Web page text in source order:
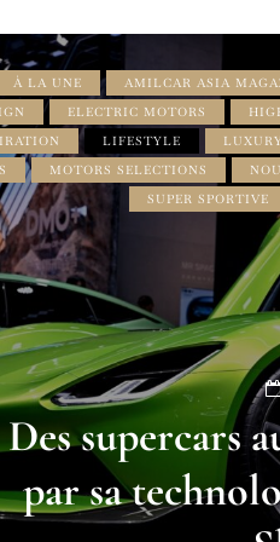
À LA UNE AMILCAR ASIA
ELECTRIC MOTORS
LIFESTYLE
MOTORS SELECTIONS
SUPER SPORTIVE
Des supercars
par sa